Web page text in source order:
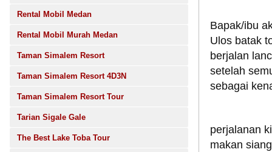
Rental Mobil Medan
Rental Mobil Murah Medan
Taman Simalem Resort
Taman Simalem Resort 4D3N
Taman Simalem Resort Tour
Tarian Sigale Gale
The Best Lake Toba Tour
Bapak/ibu
Ulos batak
berjalan
setelah
sebagai
perjalanan
makan